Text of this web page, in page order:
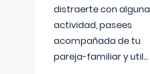
distraerte con alguna
actividad, pasees
acompañada de tu
pareja-familiar y util...